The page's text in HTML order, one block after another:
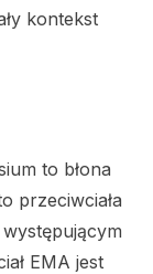
kontekst
to błona
przeciwciała
EMA jest